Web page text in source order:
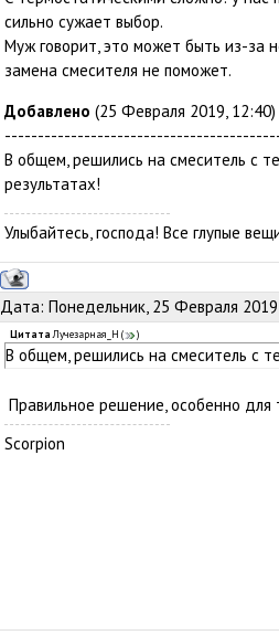
сильно сужает выбор.
Муж говорит, это может быть из-за
замена смесителя не поможет.
Добавлено (25 Февраля 2019, 12:40)
В общем, решились на смеситель с
результатах!
Улыбайтесь, господа! Все глупые
Дата: Понедельник, 25 Февраля
Цитата Лучезарная_Н ( )
В общем, решились на смеситель с
Правильное решение, особенно для
Scorpion